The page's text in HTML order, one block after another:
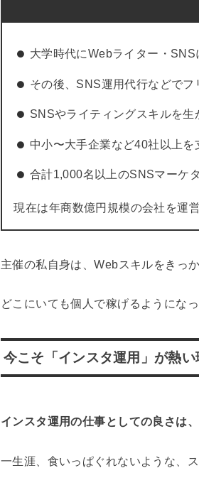
大学時代にWebライター・
その後、SNS運用代行などでフ
SNSやライティングスキルを生
中小〜大手企業など40社以上を
合計1,000名以上のSNSマーケ
現在は年商数億円規模の会社を運営
主催の私自身は、Webスキルをきっか
どこにいても個人で稼げるようにな
今こそ「インスタ運用」が熱い
インスタ運用の仕事としての良さは
一生涯、食いっぱぐれないような、